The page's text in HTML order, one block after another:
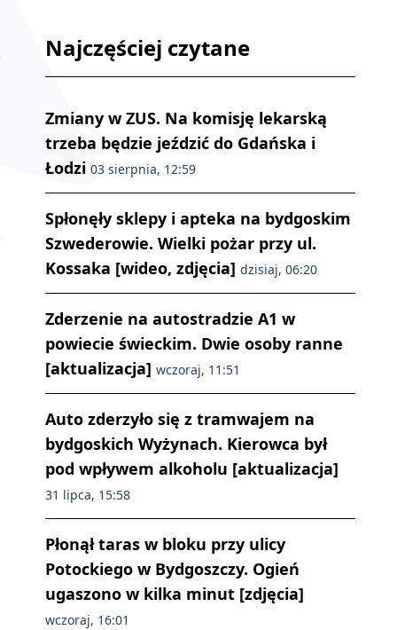
Najczęściej czytane
Zmiany w ZUS. Na komisję lekarską
trzeba będzie jeździć do Gdańska i
Łodzi 03 sierpnia, 12:59
Spłonęły sklepy i apteka na bydgoskim
Szwederowie. Wielki pożar przy ul.
Kossaka [wideo, zdjęcia] dzisiaj, 06:20
Zderzenie na autostradzie A1 w
powiecie świeckim. Dwie osoby ranne
[aktualizacja] wczoraj, 11:51
Auto zderzyło się z tramwajem na
bydgoskich Wyżynach. Kierowca był
pod wpływem alkoholu [aktualizacja]
31 lipca, 15:58
Płonął taras w bloku przy ulicy
Potockiego w Bydgoszczy. Ogień
ugaszono w kilka minut [zdjęcia]
wczoraj, 16:01